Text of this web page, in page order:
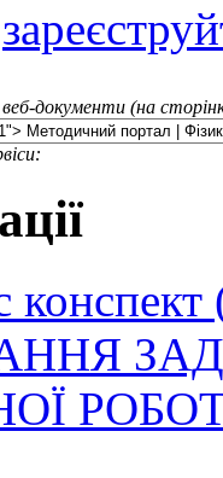
документи (на